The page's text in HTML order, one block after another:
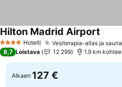
4 Tähtiluokitus
Hotelli Vesiterapia-allas ja sauna
Hilton Madrid Airport
8,7 Loistava 12 299
Alkaen 127 €